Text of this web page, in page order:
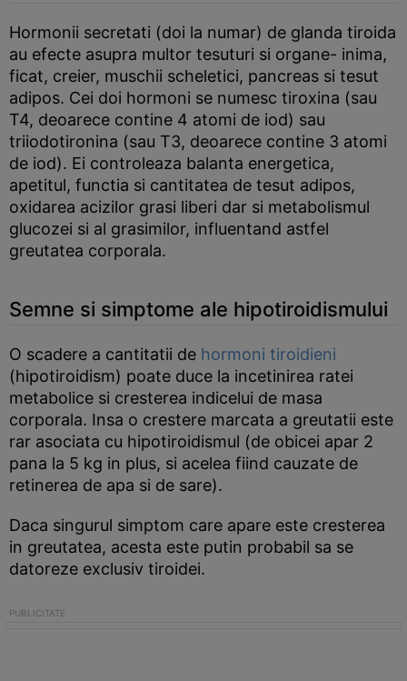
Hormonii secretati (doi la numar) de glanda tiroida
au efecte asupra multor tesuturi si organe- inima,
ficat, creier, muschii scheletici, pancreas si tesut
adipos. Cei doi hormoni se numesc tiroxina (sau
T4, deoarece contine 4 atomi de iod) sau
triiodotironina (sau T3, deoarece contine 3 atomi
de iod). Ei controleaza balanta energetica,
apetitul, functia si cantitatea de tesut adipos,
oxidarea acizilor grasi liberi dar si metabolismul
glucozei si al grasimilor, influentand astfel
greutatea corporala.
Semne si simptome ale hipotiroidismului
O scadere a cantitatii de hormoni tiroidieni
(hipotiroidism) poate duce la incetinirea ratei
metabolice si cresterea indicelui de masa
corporala. Insa o crestere marcata a greutatii este
rar asociata cu hipotiroidismul (de obicei apar 2
pana la 5 kg in plus, si acelea fiind cauzate de
retinerea de apa si de sare).
Daca singurul simptom care apare este cresterea
in greutatea, acesta este putin probabil sa se
datoreze exclusiv tiroidei.